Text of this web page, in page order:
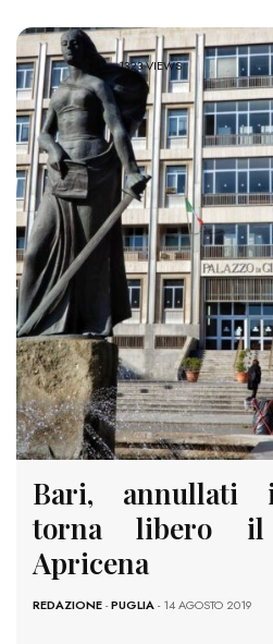
1323 VIEWS
Bari, annullati
torna libero
Apricena
REDAZIONE-PUGLIA- 14 AGOSTO 2019